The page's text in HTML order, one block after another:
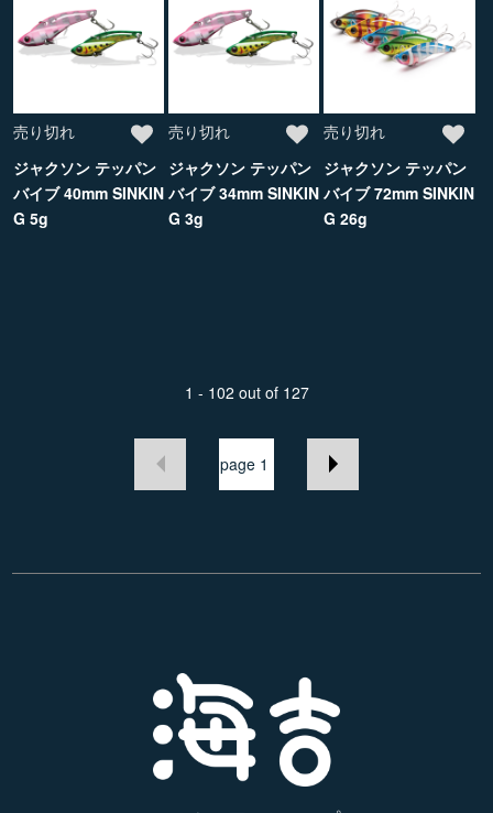
売り切れ
ジャクソン テッパン
バイブ 40mm SINKIN
G 5g
売り切れ
ジャクソン テッパン
バイブ 34mm SINKIN
G 3g
売り切れ
ジャクソン テッパン
バイブ 72mm SINKIN
G 26g
1 - 102 out of 127
page 1